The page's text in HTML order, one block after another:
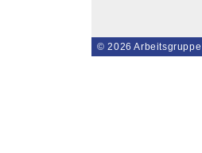
© 2026